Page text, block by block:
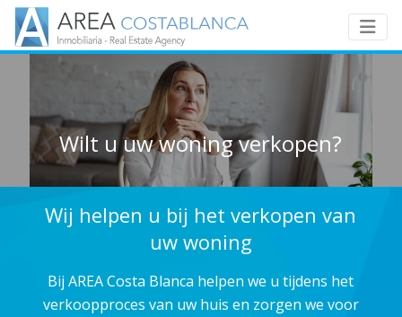
Wilt u uw woning verkopen?
Wij helpen u bij het verkopen van
uw woning
Bij AREA Costa Blanca helpen we u tijdens het
verkoopproces van uw huis en zorgen we voor